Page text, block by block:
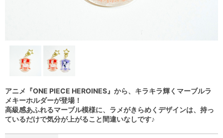
アニメ『ONE PIECE HEROINES』から、キラキラ輝くマーブルラ
メキーホルダーが登場！
高級感あふれるマーブル模様に、ラメがきらめくデザインは、持っ
ているだけで気分が上がること間違いなしです♪